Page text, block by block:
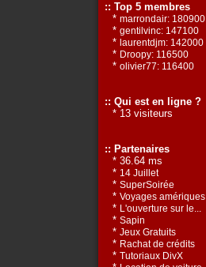
:: Top 5 membres
* marrondair: 180900
* gentilvinc: 147100
* laurentdjm: 142000
* Droopy: 116500
* olivier77: 116400
:: Qui est en ligne ?
* 13 visiteurs
:: Partenaires
* 36.64 ms
* 14 Juillet
* SuperSoirée
* Voyages amériques
* L'ouverture sur le...
* Sapin
* Jeux Gratuits
* Rachat de crédits
* Tutoriaux DivX